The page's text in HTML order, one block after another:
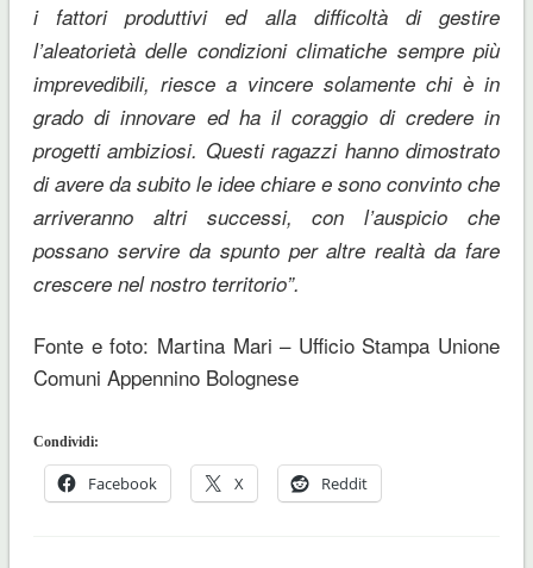
i fattori produttivi ed alla difficoltà di gestire
l’aleatorietà delle condizioni climatiche sempre più
imprevedibili, riesce a vincere solamente chi è in
grado di innovare ed ha il coraggio di credere in
progetti ambiziosi. Questi ragazzi hanno dimostrato
di avere da subito le idee chiare e sono convinto che
arriveranno altri successi, con l’auspicio che
possano servire da spunto per altre realtà da fare
crescere nel nostro territorio”.
Fonte e foto: Martina Mari – Ufficio Stampa Unione
Comuni Appennino Bolognese
Condividi:
Facebook X Reddit